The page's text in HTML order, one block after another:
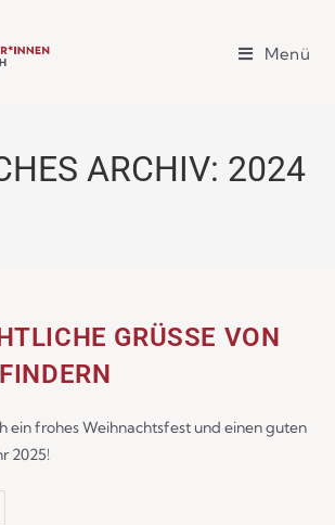
Menü
ARCHIV: 2024
GRÜSSE VON D
ein frohes Weihnachtsfest und einen guten
2025!